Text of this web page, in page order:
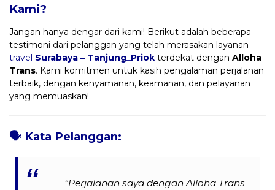
Kami?
Jangan hanya dengar dari kami! Berikut adalah beberapa
testimoni dari pelanggan yang telah merasakan layanan
travel Surabaya – Tanjung_Priok terdekat dengan Alloha
Trans. Kami komitmen untuk kasih pengalaman perjalanan
terbaik, dengan kenyamanan, keamanan, dan pelayanan
yang memuaskan!
🗣️ Kata Pelanggan:
“Perjalanan saya dengan Alloha Trans